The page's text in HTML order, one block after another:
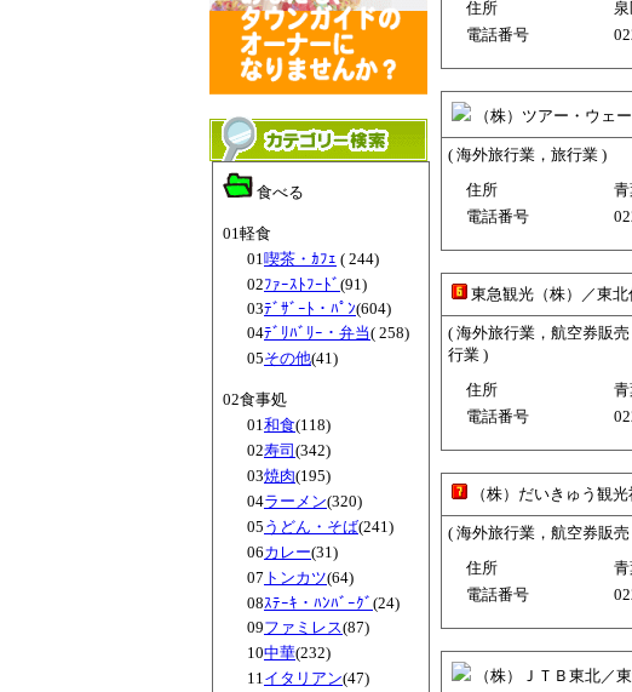
食べる
01軽食
01 喫茶・ｶﾌｪ ( 244)
02ﾌｧｰｽﾄﾌｰﾄﾞ (91)
03ﾃﾞｻﾞｰﾄ・ﾊﾟﾝ(604)
04ﾃﾞﾘﾊﾞﾘｰ・弁当( 258)
05その他(41)
02食事処
01 和食(118)
02寿司(342)
03焼肉(195)
04ラーメン(320)
05 うどん・そば(241)
06カレー(31)
07 トンカツ(64)
08ｽﾃｰｷ・ﾊﾝﾊﾞｰｸﾞ (24)
09ファミレス(87)
10中華(232)
11 イタリアン(47)
住所
電話番号
（株）ツアー・ウェ
( 海外旅行業，旅行業 )
住所
電話番号
東急観光（株）／東
( 海外旅行業，航空券販
行業 )
住所
電話番号
（株）だいきゅう観光
( 海外旅行業，航空券販
住所
電話番号
（株）ＪＴＢ東北／